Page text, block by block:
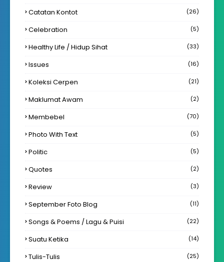
Catatan Kontot (26)
Celebration (5)
Healthy Life / Hidup Sihat (33)
Issues (16)
Koleksi Cerpen (21)
Maklumat Awam (2)
Membebel (70)
Photo With Text (5)
Politic (5)
Quotes (2)
Review (3)
September Foto Blog (11)
Songs & Poems / Lagu & Puisi (22)
Suatu Ketika (14)
Tulis-Tulis (25)